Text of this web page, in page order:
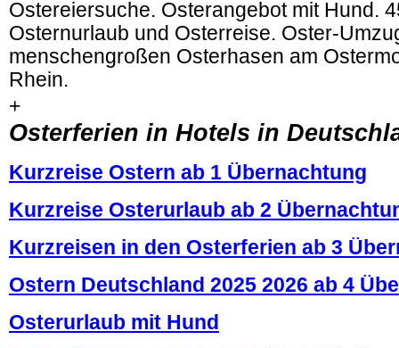
Ostereiersuche. Osterangebot mit Hund.
Osternurlaub und Osterreise. Oster-
menschengroßen Osterhasen am
Rhein.
+
Osterferien in Hotels in
Kurzreise Ostern ab 1 Übernachtung
Kurzreise Osterurlaub ab 2
Kurzreisen in den Osterferien ab 3
Ostern Deutschland 2025 2026 ab 4
Osterurlaub mit Hund